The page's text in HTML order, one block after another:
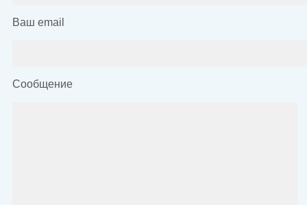
Ваш email
Сообщение